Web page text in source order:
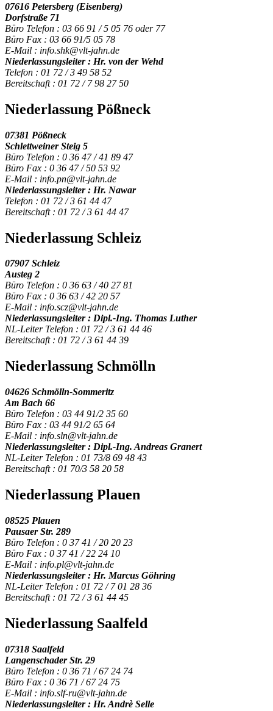
07616 Petersberg (Eisenberg)
Dorfstraße 71
Büro Telefon : 03 66 91 / 5 05 76 oder 77
Büro Fax : 03 66 91/5 05 78
E-Mail : info.shk@vlt-jahn.de
Niederlassungsleiter : Hr. von der Wehd
Telefon : 01 72 / 3 49 58 52
Bereitschaft : 01 72 / 7 98 27 50
Niederlassung Pößneck
07381 Pößneck
Schlettweiner Steig 5
Büro Telefon : 0 36 47 / 41 89 47
Büro Fax : 0 36 47 / 50 53 92
E-Mail : info.pn@vlt-jahn.de
Niederlassungsleiter : Hr. Nawar
Telefon : 01 72 / 3 61 44 47
Bereitschaft : 01 72 / 3 61 44 47
Niederlassung Schleiz
07907 Schleiz
Austeg 2
Büro Telefon : 0 36 63 / 40 27 81
Büro Fax : 0 36 63 / 42 20 57
E-Mail : info.scz@vlt-jahn.de
Niederlassungsleiter : Dipl.-Ing. Thomas Luther
NL-Leiter Telefon : 01 72 / 3 61 44 46
Bereitschaft : 01 72 / 3 61 44 39
Niederlassung Schmölln
04626 Schmölln-Sommeritz
Am Bach 66
Büro Telefon : 03 44 91/2 35 60
Büro Fax : 03 44 91/2 65 64
E-Mail : info.sln@vlt-jahn.de
Niederlassungsleiter : Dipl.-Ing. Andreas Granert
NL-Leiter Telefon : 01 73/8 69 48 43
Bereitschaft : 01 70/3 58 20 58
Niederlassung Plauen
08525 Plauen
Pausaer Str. 289
Büro Telefon : 0 37 41 / 20 20 23
Büro Fax : 0 37 41 / 22 24 10
E-Mail : info.pl@vlt-jahn.de
Niederlassungsleiter : Hr. Marcus Göhring
NL-Leiter Telefon : 01 72 / 7 01 28 36
Bereitschaft : 01 72 / 3 61 44 45
Niederlassung Saalfeld
07318 Saalfeld
Langenschader Str. 29
Büro Telefon : 0 36 71 / 67 24 74
Büro Fax : 0 36 71 / 67 24 75
E-Mail : info.slf-ru@vlt-jahn.de
Niederlassungsleiter : Hr. Andrè Selle